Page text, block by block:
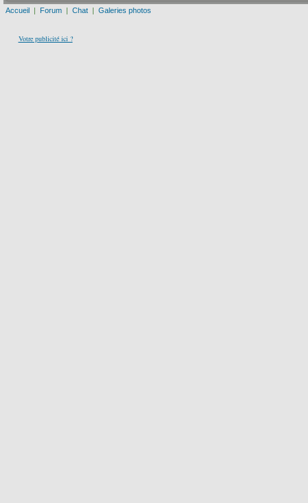
Accueil | Forum | Chat | Galeries photos
Votre publicité ici ?